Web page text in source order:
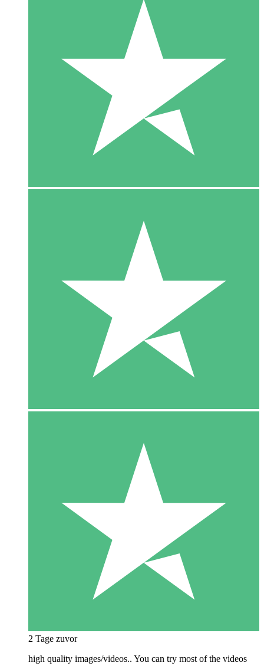
2 Tage zuvor
high quality images/videos.. You can try most of the videos